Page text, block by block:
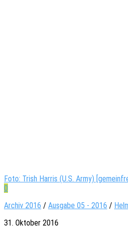
Foto: Trish Harris (U.S. Army)
0
Archiv 2016 / Ausgabe 05 - 2016 /
31. Oktober 2016